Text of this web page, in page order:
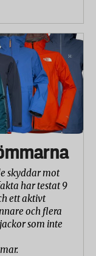
skyddar mot
har testat 9
ett aktivt
och flera
som inte